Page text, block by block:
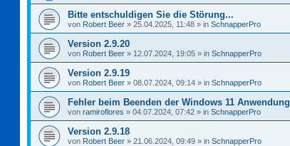
Bitte entschuldigen Sie die Störung...
von Robert Beer » 25.04.2025, 11:48 » in SchnapperPro
Version 2.9.20
von Robert Beer » 12.07.2024, 19:05 » in SchnapperPro
Version 2.9.19
von Robert Beer » 08.07.2024, 09:14 » in SchnapperPro
Fehler beim Beenden der Windows 11 Anwendung
von ramiroflores » 04.07.2024, 07:42 » in SchnapperPro
Version 2.9.18
von Robert Beer » 21.06.2024, 09:49 » in SchnapperPro